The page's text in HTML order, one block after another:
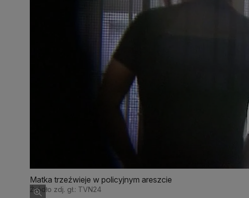
Matka trzeźwieje w policyjnym areszcie
Źródło zdj. gł.: TVN24